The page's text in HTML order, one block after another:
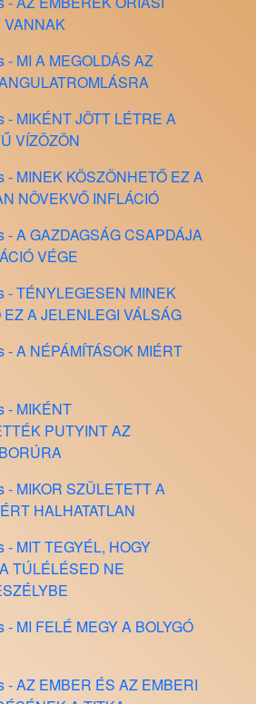
- MI A MEGOLDÁS AZ
- MIKÉNT JÖTT LÉTRE A
VÍZÖZÖN
- MINEK KÖSZÖNHETŐ EZ A
NÖVEKVŐ INFLÁCIÓ
- A GAZDAGSÁG CSAPDÁJA
VÉGE
- TÉNYLEGESEN MINEK
EZ A JELENLEGI VÁLSÁG
- A NÉPÁMÍTÁSOK MIÉRT
- MIKÉNT
PUTYINT AZ
- MIKOR SZÜLETETT A
HALHATATLAN
- MIT TEGYÉL, HOGY
TÚLÉLÉSED NE
- MI FELÉ MEGY A BOLYGÓ
- AZ EMBER ÉS AZ EMBERI